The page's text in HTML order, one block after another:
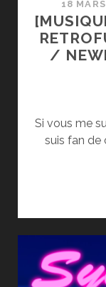
18
/
Si vous me
suis fan de